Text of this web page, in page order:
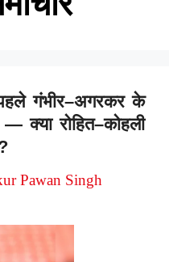
गंभीर–अगरकर के
क्या रोहित–कोहली
Pawan Singh